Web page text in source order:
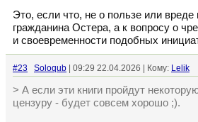
Это, если что, не о пользе или вреде
гражданина Остера, а к вопросу о
и своевременности подобных
#23 Soloqub | 09:29 22.04.2026 | Кому: Lelik
> А если эти книги пройдут
цензуру - будет совсем хорошо ;).